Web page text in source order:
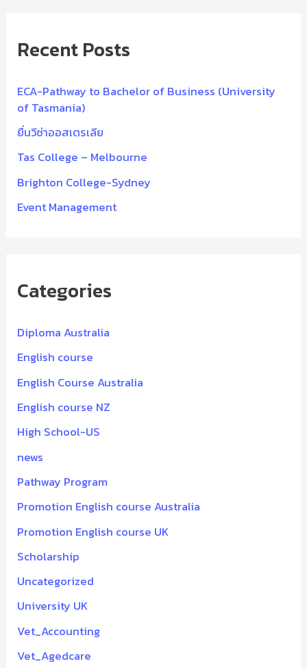
c
f
o
r
:
Recent Posts
ECA-Pathway to Bachelor of Business (University
of Tasmania)
ยื่นวีซ่าออสเตรเลีย
Tas College – Melbourne
Brighton College-Sydney
Event Management
Categories
Diploma Australia
English course
English Course Australia
English course NZ
High School-US
news
Pathway Program
Promotion English course Australia
Promotion English course UK
Scholarship
Uncategorized
University UK
Vet_Accounting
Vet_Agedcare